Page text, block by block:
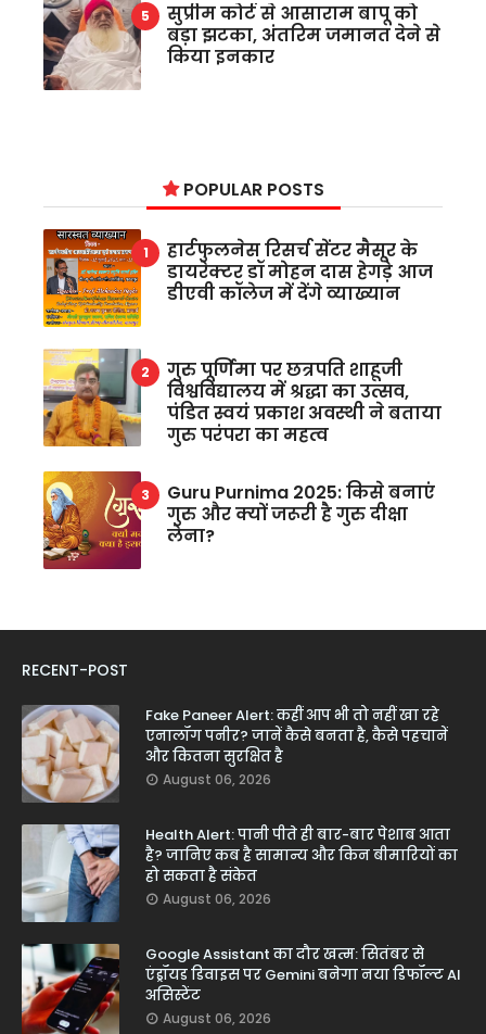
सुप्रीम कोर्ट से आसाराम बापू को
बड़ा झटका, अंतरिम जमानत देने से
किया इनकार
POPULAR POSTS
हार्टफुलनेस रिसर्च सेंटर मैसूर के
डायरेक्टर डॉ मोहन दास हेगड़े आज
डीएवी कॉलेज में देंगे व्याख्यान
गुरु पूर्णिमा पर छत्रपति शाहूजी
विश्वविद्यालय में श्रद्धा का उत्सव,
पंडित स्वयं प्रकाश अवस्थी ने बताया
गुरु परंपरा का महत्व
Guru Purnima 2025: किसे बनाएं
गुरु और क्यों जरूरी है गुरु दीक्षा
लेना?
RECENT-POST
Fake Paneer Alert: कहीं आप भी तो नहीं खा रहे
एनालॉग पनीर? जानें कैसे बनता है, कैसे पहचानें
और कितना सुरक्षित है
August 06, 2026
Health Alert: पानी पीते ही बार-बार पेशाब आता
है? जानिए कब है सामान्य और किन बीमारियों का
हो सकता है संकेत
August 06, 2026
Google Assistant का दौर खत्म: सितंबर से
एंड्रॉयड डिवाइस पर Gemini बनेगा नया डिफॉल्ट AI
असिस्टेंट
August 06, 2026